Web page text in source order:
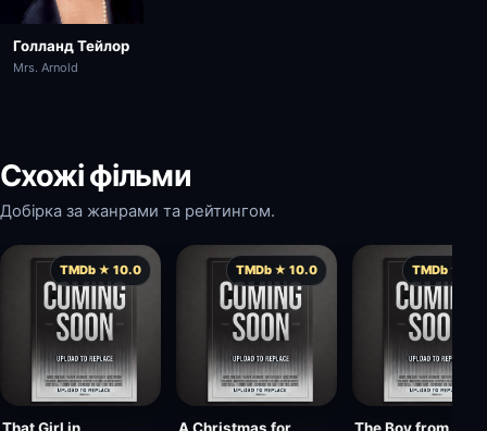
Голланд Тейлор
Mrs. Arnold
Схожі фільми
Добірка за жанрами та рейтингом.
TMDb ★ 10.0
That Girl in
TMDb ★ 10.0
A Christmas for
TMDb ★
The Boy from